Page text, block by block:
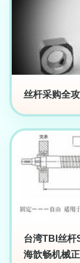
丝杆采购全
台湾TBI丝杆
海歆畅机械